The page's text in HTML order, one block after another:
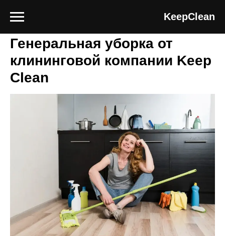
Блог клининговой компании Keep Clean
Генеральная уборка от
клининговой компании Keep
Clean
KeepClean